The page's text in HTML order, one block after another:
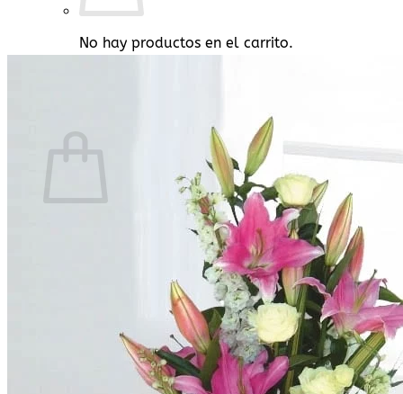
No hay productos en el carrito.
No hay productos en el carrito.